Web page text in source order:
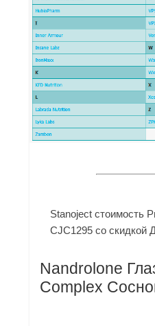
Stanoject стоимость
CJC1295 со скидкой
Nandrolone
Complex